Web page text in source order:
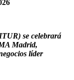
se celebrará
Madrid,
líder